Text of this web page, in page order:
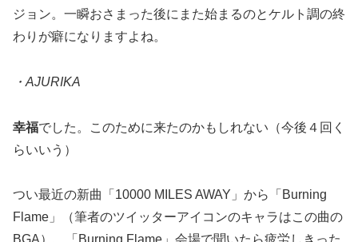
ジョン。一瞬おさまった後にまた始まるのとケルト調の終
わりが癖になりますよね。
・AJURIKA
幸福でした。このために来たのかもしれない（今後４回く
らいいう）
つい最近の新曲「10000 MILES AWAY」から「Burning
Flame」（筆者のツイッターアイコンのキャラはこの曲の